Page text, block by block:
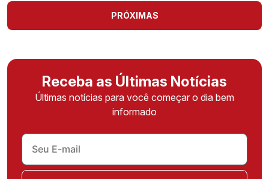
PRÓXIMAS
Receba as Últimas Notícias
Últimas notícias para você começar o dia bem
informado